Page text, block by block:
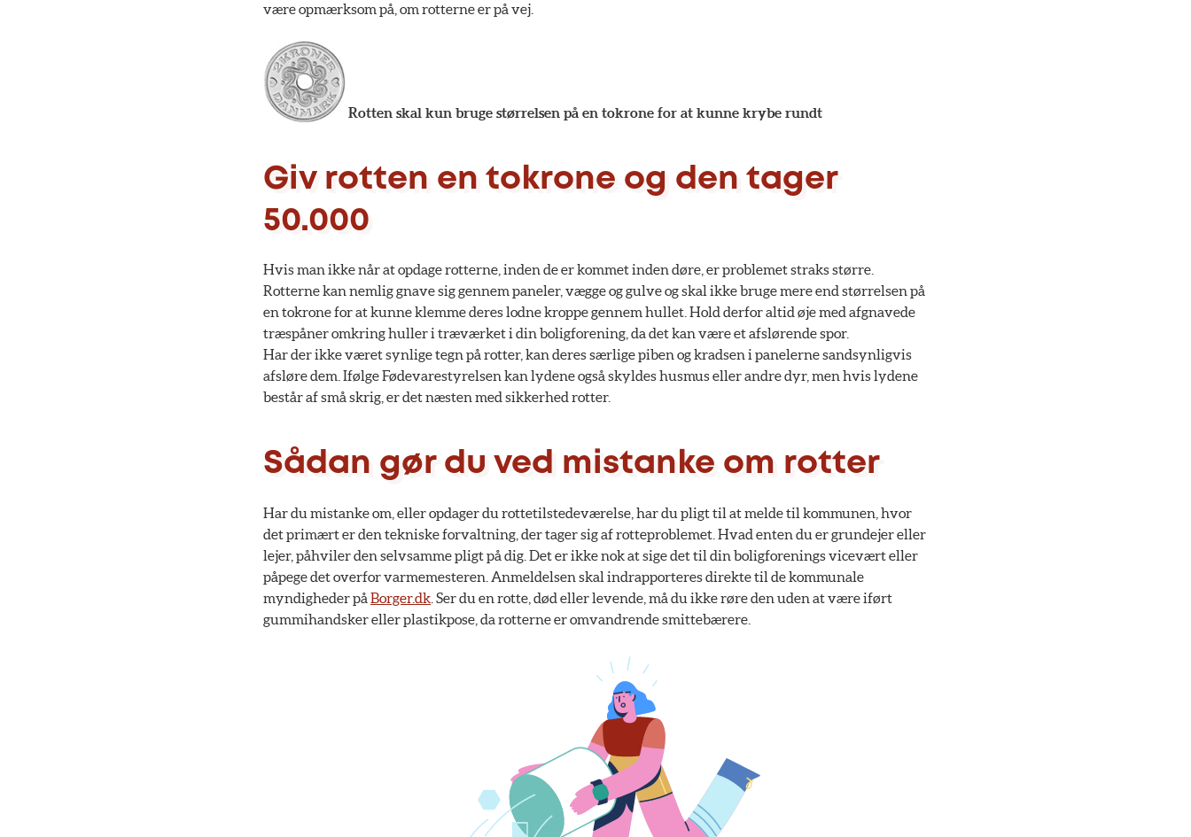
være opmærksom på, om rotterne er på vej.
Rotten skal kun bruge størrelsen på en tokrone for at kunne krybe rundt
Giv rotten en tokrone og den tager
50.000
Hvis man ikke når at opdage rotterne, inden de er kommet inden døre, er problemet straks større.
Rotterne kan nemlig gnave sig gennem paneler, vægge og gulve og skal ikke bruge mere end størrelsen på
en tokrone for at kunne klemme deres lodne kroppe gennem hullet. Hold derfor altid øje med afgnavede
træspåner omkring huller i træværket i din boligforening, da det kan være et afslørende spor.
Har der ikke været synlige tegn på rotter, kan deres særlige piben og kradsen i panelerne sandsynligvis
afsløre dem. Ifølge Fødevarestyrelsen kan lydene også skyldes husmus eller andre dyr, men hvis lydene
består af små skrig, er det næsten med sikkerhed rotter.
Sådan gør du ved mistanke om rotter
Har du mistanke om, eller opdager du rottetilstedeværelse, har du pligt til at melde til kommunen, hvor
det primært er den tekniske forvaltning, der tager sig af rotteproblemet. Hvad enten du er grundejer eller
lejer, påhviler den selvsamme pligt på dig. Det er ikke nok at sige det til din boligforenings vicevært eller
påpege det overfor varmemesteren. Anmeldelsen skal indrapporteres direkte til de kommunale
myndigheder på Borger.dk . Ser du en rotte, død eller levende, må du ikke røre den uden at være iført
gummihandsker eller plastikpose, da rotterne er omvandrende smittebærere.